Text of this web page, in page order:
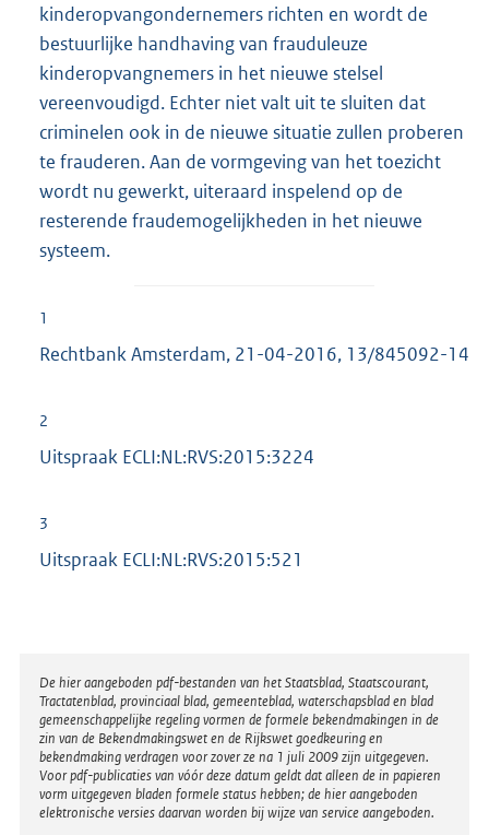
kinderopvangondernemers richten en wordt de
bestuurlijke handhaving van frauduleuze
kinderopvangnemers in het nieuwe stelsel
vereenvoudigd. Echter niet valt uit te sluiten dat
criminelen ook in de nieuwe situatie zullen proberen
te frauderen. Aan de vormgeving van het toezicht
wordt nu gewerkt, uiteraard inspelend op de
resterende fraudemogelijkheden in het nieuwe
systeem.
1
Rechtbank Amsterdam, 21-04-2016, 13/845092-14
2
Uitspraak ECLI:NL:RVS:2015:3224
3
Uitspraak ECLI:NL:RVS:2015:521
Disclaimer
De hier aangeboden pdf-bestanden van het Staatsblad, Staatscourant,
Tractatenblad, provinciaal blad, gemeenteblad, waterschapsblad en blad
gemeenschappelijke regeling vormen de formele bekendmakingen in de
zin van de Bekendmakingswet en de Rijkswet goedkeuring en
bekendmaking verdragen voor zover ze na 1 juli 2009 zijn uitgegeven.
Voor pdf-publicaties van vóór deze datum geldt dat alleen de in papieren
vorm uitgegeven bladen formele status hebben; de hier aangeboden
elektronische versies daarvan worden bij wijze van service aangeboden.